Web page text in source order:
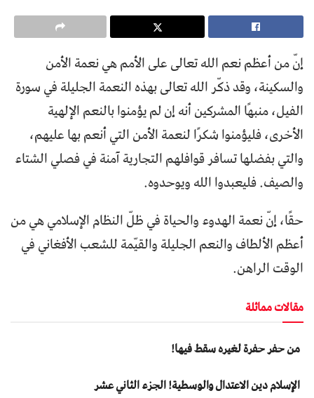
إنّ من أعظم نعم الله تعالى على الأمم هي نعمة الأمن
والسكينة، وقد ذكّر الله تعالى بهذه النعمة الجليلة في سورة
الفيل، منبهًا المشركين أنه إن لم يؤمنوا بالنعم الإلهية
الأخرى، فليؤمنوا شكرًا لنعمة الأمن التي أنعم بها عليهم،
والتي بفضلها تسافر قوافلهم التجارية آمنة في فصلي الشتاء
والصيف. فليعبدوا الله ويوحدوه.
حقًا، إنّ نعمة الهدوء والحياة في ظلّ النظام الإسلامي هي من
أعظم الألطاف والنعم الجليلة والقيّمة للشعب الأفغاني في
الوقت الراهن.
مقالات مماثلة
من حفر حفرة لغيره سقط فيها!
الإسلام دين الاعتدال والوسطية! الجزء الثاني عشر